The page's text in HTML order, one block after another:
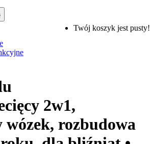
Twój koszyk jest pusty!
2w1,
wózek, rozbudowa